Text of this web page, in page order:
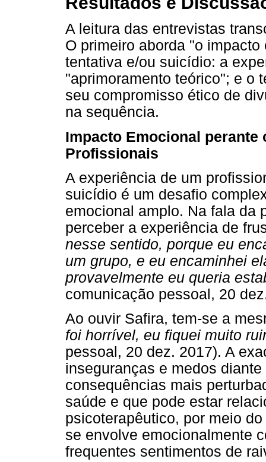
A leitura das entrevistas
O primeiro aborda "o
tentativa e/ou suicídio: a
"aprimoramento teórico"; e o
seu compromisso ético de
na sequência.
Impacto Emocional
Profissionais
A experiência de um
suicídio é um desafio
emocional amplo. Na fala da
perceber a experiência de
nesse sentido, porque eu
um grupo, e eu encaminhei
provavelmente eu queria
comunicação pessoal, 20
Ao ouvir Safira, tem-se a
foi horrível, eu fiquei muito
pessoal, 20 dez. 2017). A
inseguranças e medos
consequências mais
saúde e que pode estar
psicoterapêutico, por meio
se envolve emocionalmente
frequentes sentimentos de